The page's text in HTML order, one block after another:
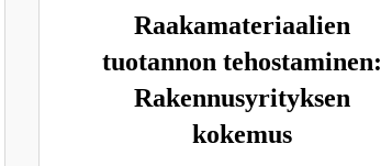
Raakamateriaalien
tuotannon tehostaminen:
Rakennusyrityksen
kokemus